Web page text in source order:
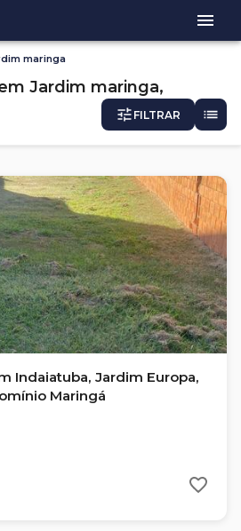
maringa
Jardim maringa,
FILTRAR
Indaiatuba, Jardim Europa,
Maringá